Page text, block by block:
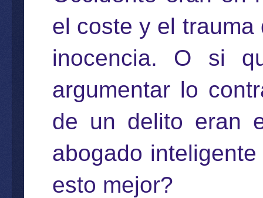
el coste y el
inocencia. O si
argumentar lo
de un delito eran
abogado
esto mejor?